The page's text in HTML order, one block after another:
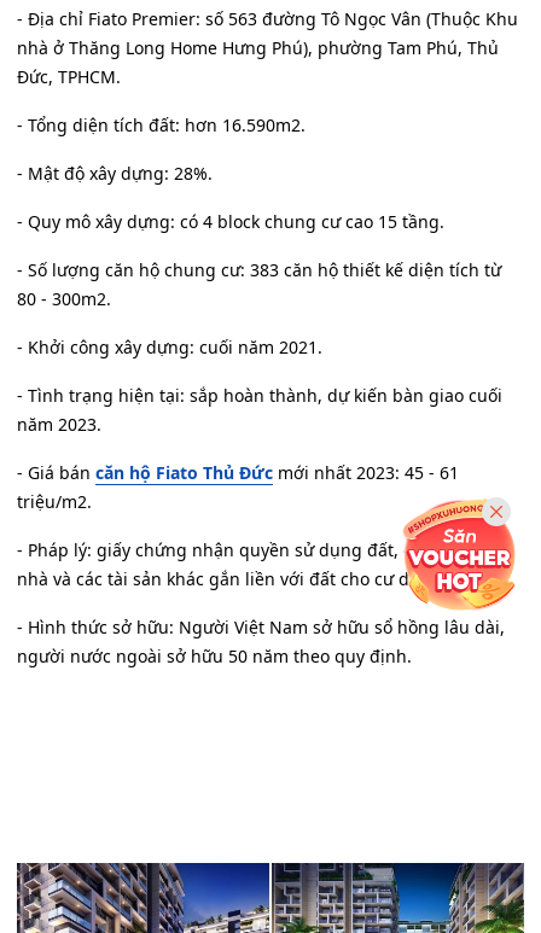
- Địa chỉ Fiato Premier: số 563 đường Tô Ngọc Vân (Thuộc Khu
nhà ở Thăng Long Home Hưng Phú), phường Tam Phú, Thủ
Đức, TPHCM.
- Tổng diện tích đất: hơn 16.590m2.
- Mật độ xây dựng: 28%.
- Quy mô xây dựng: có 4 block chung cư cao 15 tầng.
- Số lượng căn hộ chung cư: 383 căn hộ thiết kế diện tích từ
80 - 300m2.
- Khởi công xây dựng: cuối năm 2021.
- Tình trạng hiện tại: sắp hoàn thành, dự kiến bàn giao cuối
năm 2023.
- Giá bán căn hộ Fiato Thủ Đức mới nhất 2023: 45 - 61
triệu/m2.
- Pháp lý: giấy chứng nhận quyền sử dụng đất, quyền sở hữu
nhà và các tài sản khác gắn liền với đất cho cư dân.
- Hình thức sở hữu: Người Việt Nam sở hữu sổ hồng lâu dài,
người nước ngoài sở hữu 50 năm theo quy định.